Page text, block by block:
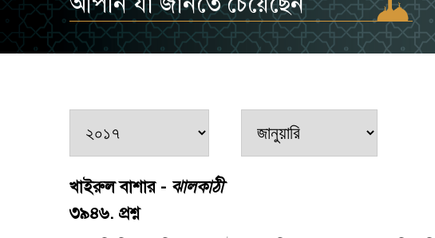
খাইরুল বাশার - ঝালকাঠী
৩৯৪৬. প্রশ্ন